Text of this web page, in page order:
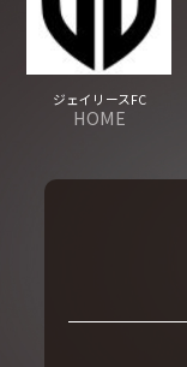
ジェイリースFC
HOME